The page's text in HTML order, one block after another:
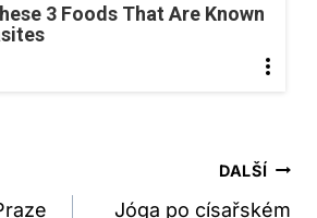
3 Foods That Are Known
DALŠÍ
Jóga po císařském